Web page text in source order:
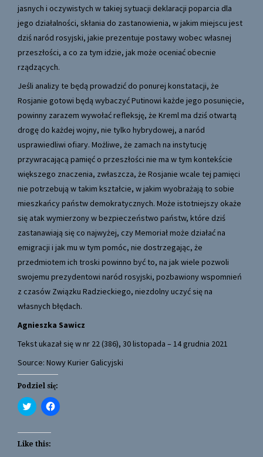
jasnych i oczywistych w takiej sytuacji deklaracji poparcia dla
jego działalności, skłania do zastanowienia, w jakim miejscu jest
dziś naród rosyjski, jakie prezentuje postawy wobec własnej
przeszłości, a co za tym idzie, jak może oceniać obecnie
rządzących.
Jeśli analizy te będą prowadzić do ponurej konstatacji, że
Rosjanie gotowi będą wybaczyć Putinowi każde jego posunięcie,
powinny zarazem wywołać refleksję, że Kreml ma dziś otwartą
drogę do każdej wojny, nie tylko hybrydowej, a naród
usprawiedliwi ofiary. Możliwe, że zamach na instytucję
przywracającą pamięć o przeszłości nie ma w tym kontekście
większego znaczenia, zwłaszcza, że Rosjanie wcale tej pamięci
nie potrzebują w takim kształcie, w jakim wyobrażają to sobie
mieszkańcy państw demokratycznych. Może istotniejszy okaże
się atak wymierzony w bezpieczeństwo państw, które dziś
zastanawiają się co najwyżej, czy Memoriał może działać na
emigracji i jak mu w tym pomóc, nie dostrzegając, że
przedmiotem ich troski powinno być to, na jak wiele pozwoli
swojemu prezydentowi naród rosyjski, pozbawiony wspomnień
z czasów Związku Radzieckiego, niezdolny uczyć się na
własnych błędach.
Agnieszka Sawicz
Tekst ukazał się w nr 22 (386), 30 listopada – 14 grudnia 2021
Source: Nowy Kurier Galicyjski
Podziel się:
C
l
k
t
C
l
Like this: